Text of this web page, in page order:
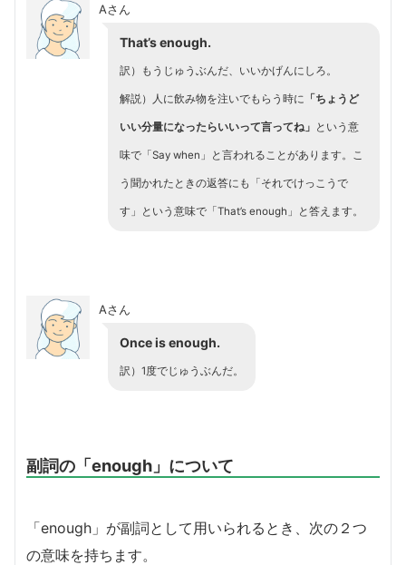
Aさん
That’s enough.
訳）もうじゅうぶんだ、いいかげんにしろ。
解説）人に飲み物を注いでもらう時に 「ちょうど
いい分量になったらいいって言ってね」 という意
味で「Say when」と言われることがあります。こ
う聞かれたときの返答にも「それでけっこうで
す」という意味で「That’s enough」と答えます。
Aさん
Once is enough.
訳）1度でじゅうぶんだ。
副詞の「enough」について
「enough」が副詞として用いられるとき、次の２つ
の意味を持ちます。